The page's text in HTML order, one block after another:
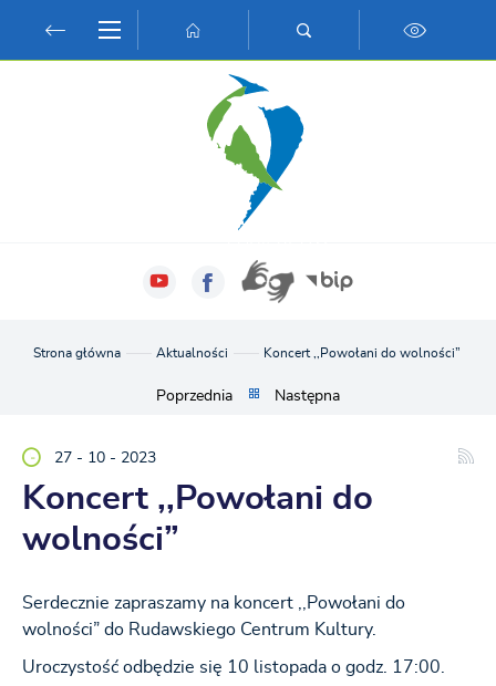
Przejdź do wyszukiwarki.
Przejdź do ustawień wielkości czcionki.
Włącz wersję kontrastową strony.
Strona główna Aktualności Koncert ,,Powołani do wolności”
Poprzednia Następna
27 - 10 - 2023
Koncert ,,Powołani do
wolności”
Serdecznie zapraszamy na koncert ,,Powołani do
wolności” do Rudawskiego Centrum Kultury.
Uroczystość odbędzie się 10 listopada o godz. 17:00.